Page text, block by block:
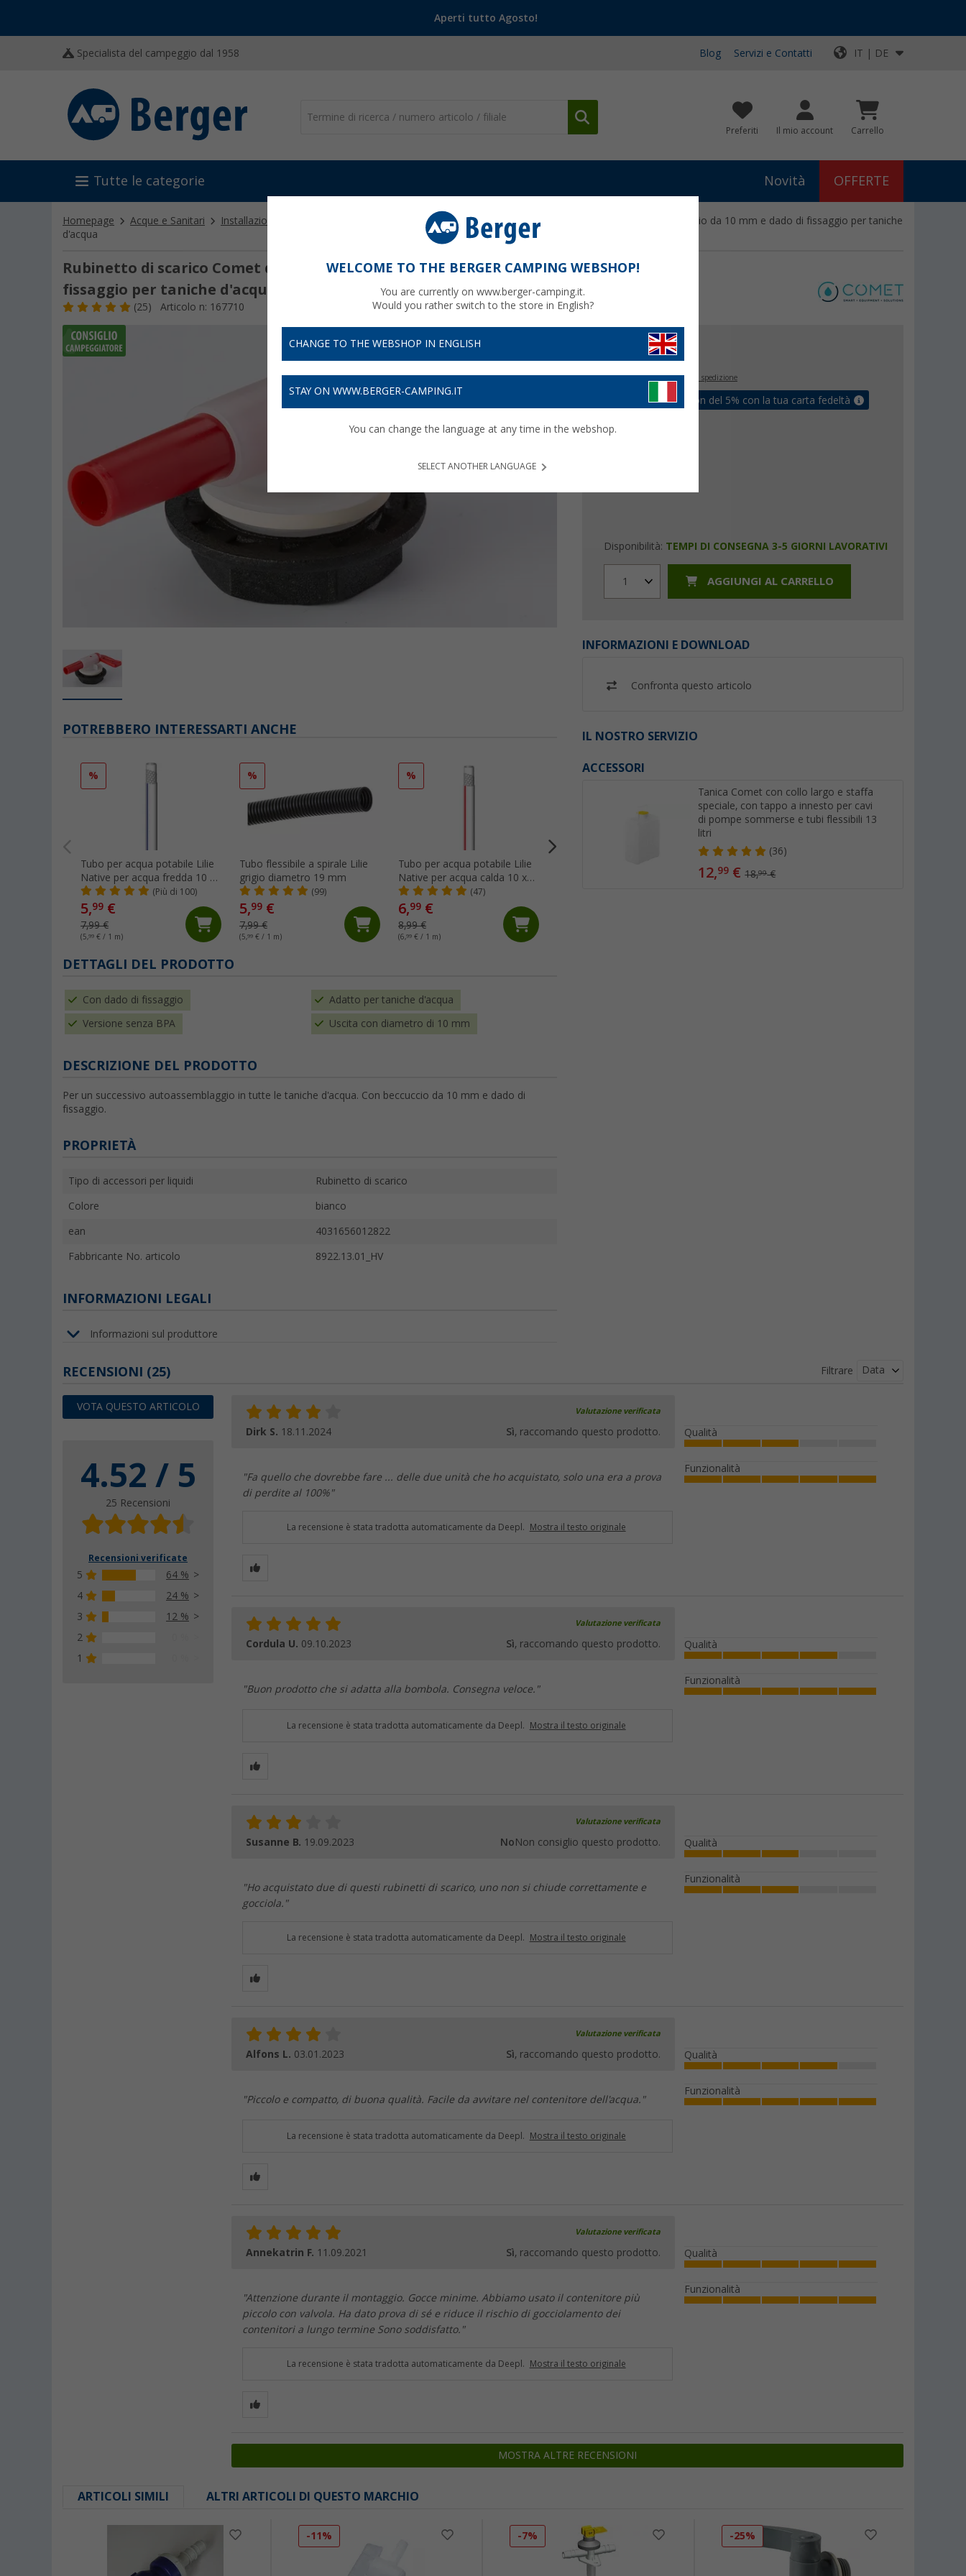
Aperti tutto Agosto!
Specialista del campeggio dal 1958 Blog Servizi e Contatti IT | DE
Preferiti Il mio account Carrello
Tutte le categorie Novità OFFERTE
Homepage Acque e Sanitari Installazioni idrauliche
Rubinetto di scarico Comet da 3/4 di pollice con beccuccio da 10 mm e dado di fissaggio per taniche
d'acqua
Rubinetto di scarico Comet da 3/4 di pollice con beccuccio da 10 mm e dado di
fissaggio per taniche d'acqua
(25) Articolo n: 167710
€
Prezzi IVA inclusa+ Spese di spedizione
Assicurati un coupon del 5% con la tua carta fedeltà
Disponibilità: TEMPI DI CONSEGNA 3-5 GIORNI LAVORATIVI
1 AGGIUNGI AL CARRELLO
INFORMAZIONI E DOWNLOAD
Confronta questo articolo
IL NOSTRO SERVIZIO
ACCESSORI
Tanica Comet con collo largo e staffa
speciale, con tappo a innesto per cavi
di pompe sommerse e tubi flessibili 13
litri
(36)
12,99 €18,99€
POTREBBERO INTERESSARTI ANCHE
%
Tubo per acqua potabile Lilie
Native per acqua fredda 10 x
15 mm al metro(Più di 100)
5,99 €
7,99 €
(5,99 € / 1 m)
%
Tubo flessibile a spirale Lilie
grigio diametro 19 mm
(99)
5,99 €
7,99 €
(5,99 € / 1 m)
%
Tubo per acqua potabile Lilie
Native per acqua calda 10 x
15 mm (vendita al metro)
(47)
6,99 €
8,99 €
(6,99 € / 1 m)
Fascetta stringitubo Lilie W4 8
- 12 mm
DETTAGLI DEL PRODOTTO
Con dado di fissaggio Adatto per taniche d'acqua
Versione senza BPA Uscita con diametro di 10 mm
DESCRIZIONE DEL PRODOTTO
Per un successivo autoassemblaggio in tutte le taniche d'acqua. Con beccuccio da 10 mm e dado di
fissaggio.
PROPRIETÀ
Tipo di accessori per liquidi Rubinetto di scarico
Colore bianco
ean 4031656012822
Fabbricante No. articolo 8922.13.01_HV
INFORMAZIONI LEGALI
Informazioni sul produttore
RECENSIONI (25)
VOTA QUESTO ARTICOLO
4.52 / 5
25 Recensioni
Recensioni verificate
5
64 %
4
24 %
3
12 %
2
1
Filtrare Data
Valutazione verificata
Dirk S. 18.11.2024 Sì, raccomando questo prodotto.
"Fa quello che dovrebbe fare ... delle due unità che ho acquistato, solo una era a prova
di perdite al 100%"
Qualità
Funzionalità
La recensione è stata tradotta automaticamente da Deepl. Mostra il testo originale
Valutazione verificata
Cordula U. 09.10.2023 Sì, raccomando questo prodotto.
"Buon prodotto che si adatta alla bombola. Consegna veloce."
Qualità
Funzionalità
La recensione è stata tradotta automaticamente da Deepl. Mostra il testo originale
Valutazione verificata
Susanne B. 19.09.2023 NoNon consiglio questo prodotto.
"Ho acquistato due di questi rubinetti di scarico, uno non si chiude correttamente e
gocciola."
Qualità
Funzionalità
La recensione è stata tradotta automaticamente da Deepl. Mostra il testo originale
Valutazione verificata
Alfons L. 03.01.2023 Sì, raccomando questo prodotto.
"Piccolo e compatto, di buona qualità. Facile da avvitare nel contenitore dell'acqua."
Qualità
Funzionalità
La recensione è stata tradotta automaticamente da Deepl. Mostra il testo originale
Valutazione verificata
Annekatrin F. 11.09.2021 Sì, raccomando questo prodotto.
"Attenzione durante il montaggio. Gocce minime. Abbiamo usato il contenitore più
piccolo con valvola. Ha dato prova di sé e riduce il rischio di gocciolamento dei
contenitori a lungo termine Sono soddisfatto."
Qualità
Funzionalità
La recensione è stata tradotta automaticamente da Deepl. Mostra il testo originale
MOSTRA ALTRE RECENSIONI
ARTICOLI SIMILI ALTRI ARTICOLI DI QUESTO MARCHIO
-11% -7% -25%
WELCOME TO THE BERGER CAMPING WEBSHOP!
You are currently on www.berger-camping.it.
Would you rather switch to the store in English?
CHANGE TO THE WEBSHOP IN ENGLISH
STAY ON WWW.BERGER-CAMPING.IT
You can change the language at any time in the webshop.
SELECT ANOTHER LANGUAGE